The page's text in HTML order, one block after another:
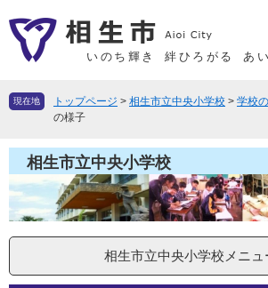
ー
先
。
ニ
を
て
文
へ
いのち輝き 絆ひろがる あ
現在地 トップページ > 相生市立中央小学校 > 学校
の様子
相生市立中央小学校
相生市立中央小学校メニュ